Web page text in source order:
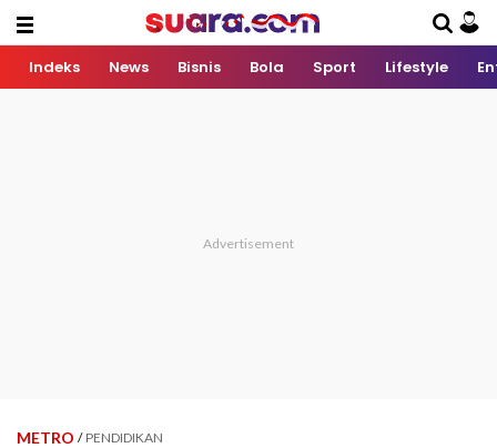
Indeks News Bisnis Bola Sport Lifestyle
METRO / PENDIDIKAN